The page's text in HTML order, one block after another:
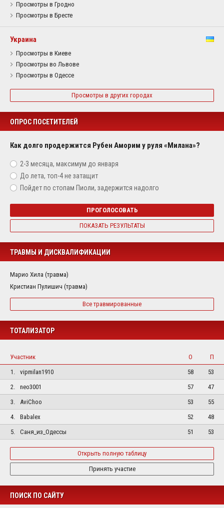
Просмотры в Гродно
Просмотры в Бресте
Украина
Просмотры в Киеве
Просмотры во Львове
Просмотры в Одессе
Просмотры в других городах
ОПРОС ПОСЕТИТЕЛЕЙ
Как долго продержится Рубен Аморим у руля «Милана»?
2-3 месяца, максимум до января
До лета, топ-4 не затащит
Пойдет по стопам Пиоли, задержится надолго
ПРОГОЛОСОВАТЬ
ПОКАЗАТЬ РЕЗУЛЬТАТЫ
ТРАВМЫ И ДИСКВАЛИФИКАЦИИ
Марио Хила (травма)
Кристиан Пулишич (травма)
Все травмированные
ТОТАЛИЗАТОР
Участник О
П
1.
vipmilan1910 58
53
2.
neo3001 57
47
3.
AviChoo 53
55
4.
Babalex 52
48
5.
Саня_из_Одессы 51 53
Открыть полную таблицу
Принять участие
ПОИСК ПО САЙТУ